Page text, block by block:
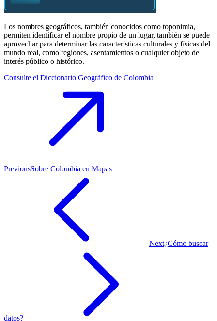
Los nombres geográficos, también conocidos como toponimia,
permiten identificar el nombre propio de un lugar, también se puede
aprovechar para determinar las características culturales y físicas del
mundo real, como regiones, asentamientos o cualquier objeto de
interés público o histórico.
Consulte el Diccionario Geográfico de Colombia
PreviousSobre Colombia en Mapas
Next¿Cómo buscar
datos?